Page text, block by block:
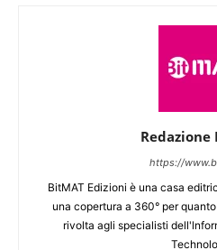
Redazione
https://
BitMAT Edizioni è una casa
una copertura a 360° per
rivolta agli specialisti